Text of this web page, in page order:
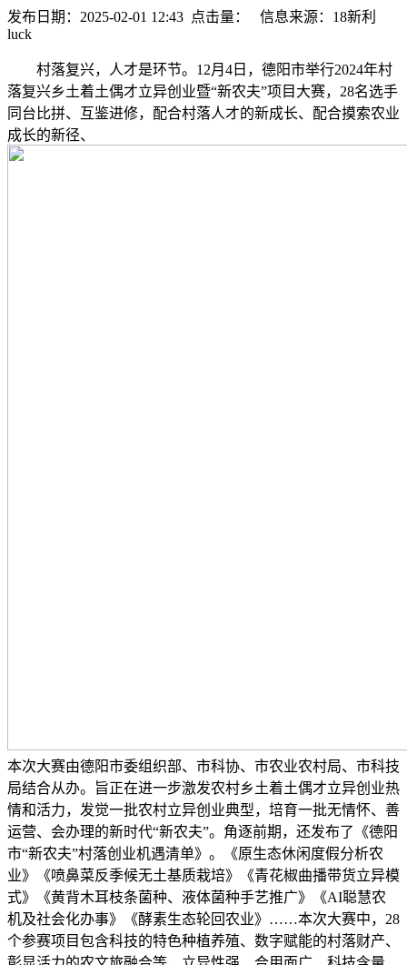
发布日期：2025-02-01 12:43 点击量：
信息来源：18新利
luck
村落复兴，人才是环节。12月4日，德阳市举行2024年村
落复兴乡土着土偶才立异创业暨“新农夫”项目大赛，28名选手
同台比拼、互鉴进修，配合村落人才的新成长、配合摸索农业
成长的新径、
本次大赛由德阳市委组织部、市科协、市农业农村局、市科技
局结合从办。旨正在进一步激发农村乡土着土偶才立异创业热
情和活力，发觉一批农村立异创业典型，培育一批无情怀、善
运营、会办理的新时代“新农夫”。角逐前期，还发布了《德阳
市“新农夫”村落创业机遇清单》。《原生态休闲度假分析农
业》《喷鼻菜反季候无土基质栽培》《青花椒曲播带货立异模
式》《黄背木耳枝条菌种、液体菌种手艺推广》《AI聪慧农
机及社会化办事》《酵素生态轮回农业》……本次大赛中，28
个参赛项目包含科技的特色种植养殖、数字赋能的村落财产、